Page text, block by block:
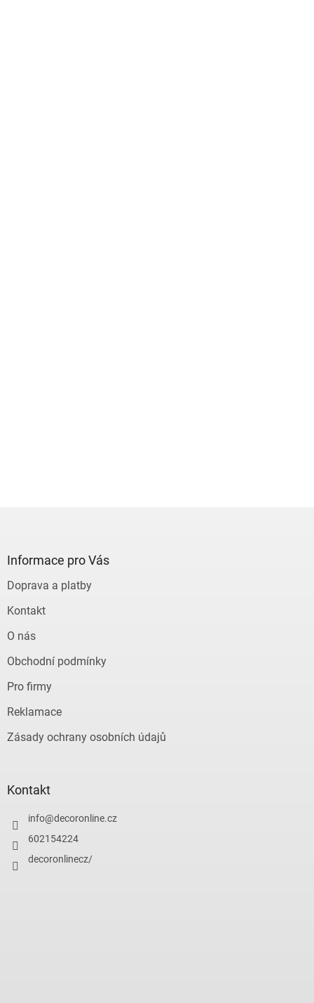
Informace pro Vás
Doprava a platby
Kontakt
O nás
Obchodní podmínky
Pro firmy
Reklamace
Zásady ochrany osobních údajů
Kontakt
info@decoronline.cz
602154224
decoronlinecz/